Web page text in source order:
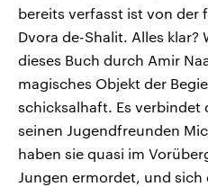
bereits verfasst ist von der
Dvora de-Shalit. Alles klar?
dieses Buch durch Amir
magisches Objekt der
schicksalhaft. Es verbindet
seinen Jugendfreunden
haben sie quasi im
Jungen ermordet, und sich